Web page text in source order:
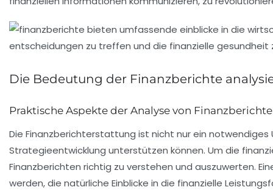
Die Bedeutung der Finanzberichte
Praktische Aspekte der Analyse von
Die Finanzberichterstattung ist nicht nur ein
Strategieentwicklung unterstützen können. Um die
Finanzberichten richtig zu verstehen und auszuwerten.
werden, die natürliche Einblicke in die finanzielle